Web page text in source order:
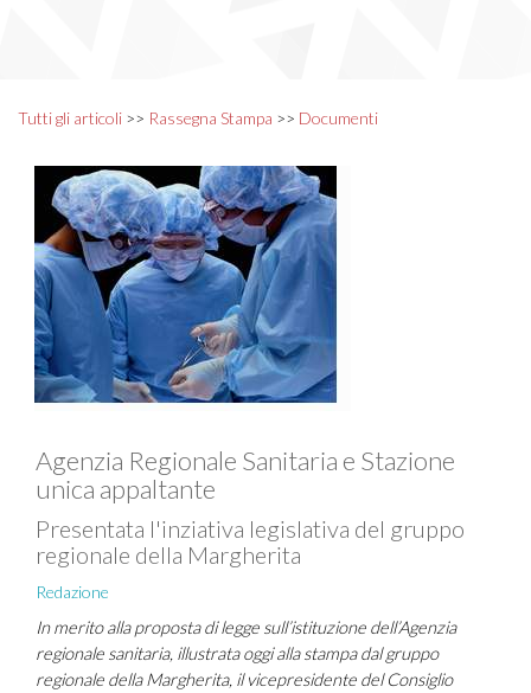
Tutti gli articoli >> Rassegna Stampa >> Documenti
Agenzia Regionale Sanitaria e Stazione
unica appaltante
Presentata l'inziativa legislativa del gruppo
regionale della Margherita
Redazione
In merito alla proposta di legge sull’istituzione dell’Agenzia
regionale sanitaria, illustrata oggi alla stampa dal gruppo
regionale della Margherita, il vicepresidente del Consiglio